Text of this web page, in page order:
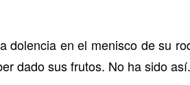
dolencia en el menisco de su
dado sus frutos. No ha sido así.